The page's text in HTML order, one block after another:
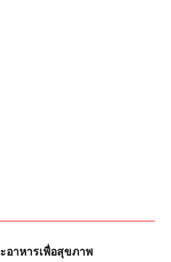
าหารเพื่อสุขภาพ